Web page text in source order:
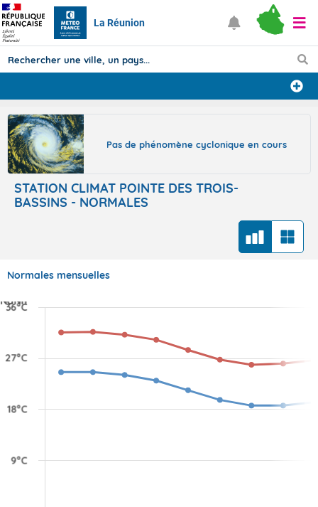
La Réunion
Prévisions
TOUS LES RÉSULTATS
Articles
Pas de phénomène cyclonique en cours
STATION CLIMAT POINTE DES TROIS-
BASSINS - NORMALES
Normales mensuelles